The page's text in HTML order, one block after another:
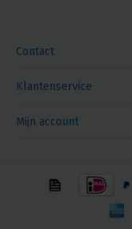
Contact
Klantenservice
Mijn account